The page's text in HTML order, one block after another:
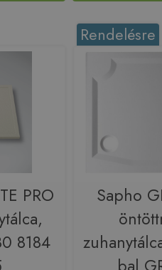
PRO
8184
Rendelésre
Sapho